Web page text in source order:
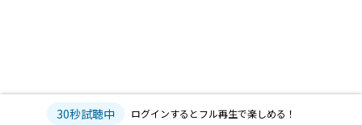
30秒試聴中 ログインするとフル再生で楽しめる！